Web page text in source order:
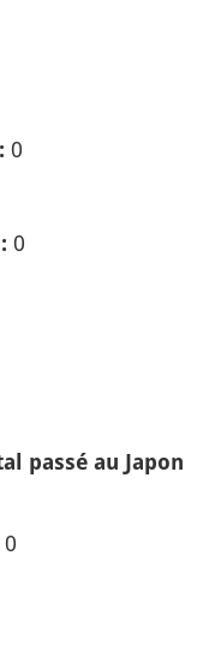
0
0
passé au Japon
0